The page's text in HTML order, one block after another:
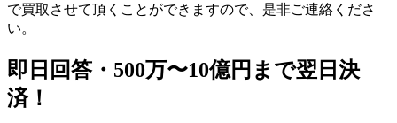
で買取させて頂くことができますので、是非ご連絡くださ
い。
即日回答・500万〜10億円まで翌日決
済！